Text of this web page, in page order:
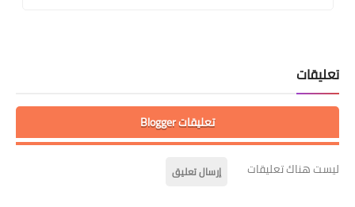
تعليقات
تعليقات Blogger
ليست هناك تعليقات إرسال تعليق